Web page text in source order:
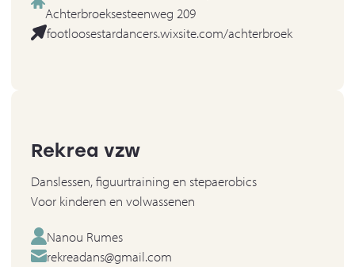
Achterbroeksesteenweg 209
footloosestardancers.wixsite.com/achterbroek
Rekrea vzw
Danslessen, figuurtraining en stepaerobics
Voor kinderen en volwassenen
Nanou Rumes
rekreadans@gmail.com